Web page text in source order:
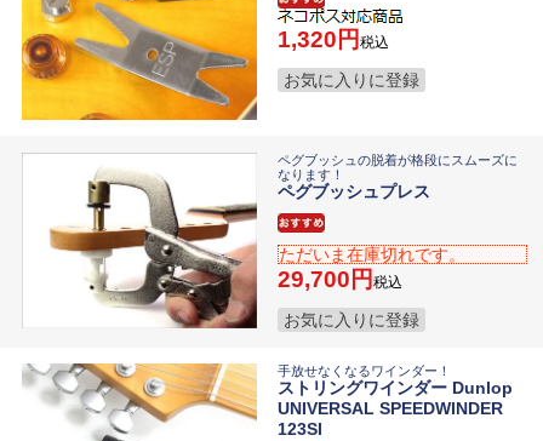
1,320 税込
お気に入りに登録
ペグブッシュの脱着が格段にスムーズに
なります！
ペグブッシュプレス
ただいま在庫切れです。
29,700 税込
お気に入りに登録
手放せなくなるワインダー！
ストリングワインダー Dunlop
UNIVERSAL SPEEDWINDER
123SI